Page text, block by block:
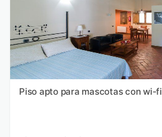
Piso apto para mascotas con wi-fi